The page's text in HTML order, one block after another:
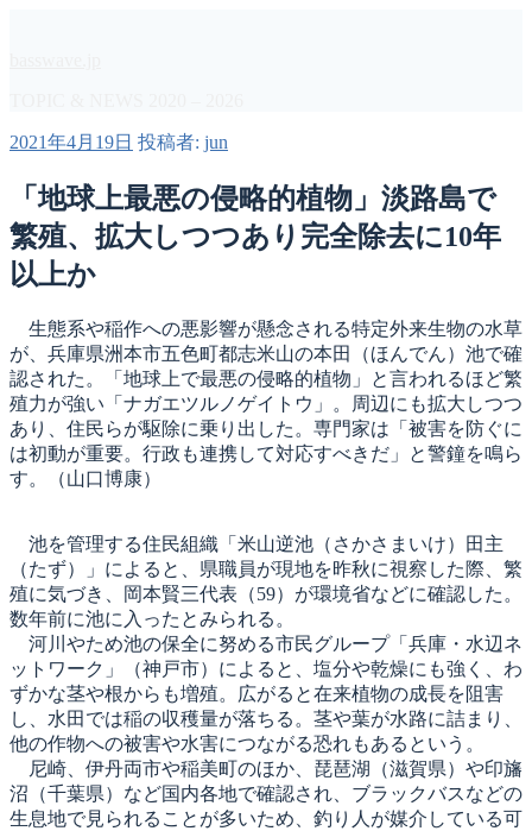
へ
キ
ッ
プ
投
日:
2021年4月19日 投稿者: jun
「地球上最悪の侵略的植物」淡路島で
繁殖、拡大しつつあり完全除去に10年
以上か
生態系や稲作への悪影響が懸念される特定外来生物の水草
が、兵庫県洲本市五色町都志米山の本田（ほんでん）池で確
認された。「地球上で最悪の侵略的植物」と言われるほど繁
殖力が強い「ナガエツルノゲイトウ」。周辺にも拡大しつつ
あり、住民らが駆除に乗り出した。専門家は「被害を防ぐに
は初動が重要。行政も連携して対応すべきだ」と警鐘を鳴ら
す。（山口博康）
池を管理する住民組織「米山逆池（さかさまいけ）田主
（たず）」によると、県職員が現地を昨秋に視察した際、繁
殖に気づき、岡本賢三代表（59）が環境省などに確認した。
数年前に池に入ったとみられる。
河川やため池の保全に努める市民グループ「兵庫・水辺ネ
ットワーク」（神戸市）によると、塩分や乾燥にも強く、わ
ずかな茎や根からも増殖。広がると在来植物の成長を阻害
し、水田では稲の収穫量が落ちる。茎や葉が水路に詰まり、
他の作物への被害や水害につながる恐れもあるという。
尼崎、伊丹両市や稲美町のほか、琵琶湖（滋賀県）や印旛
沼（千葉県）など国内各地で確認され、ブラックバスなどの
生息地で見られることが多いため、釣り人が媒介している可